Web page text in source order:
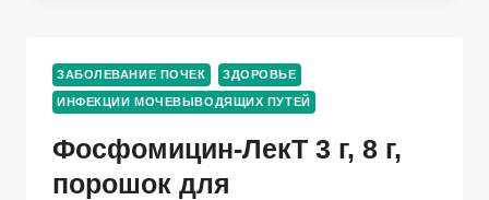
ШТ,
СЫРЬЕ-
ПОРОШОК
ЗАБОЛЕВАНИЕ ПОЧЕК ЗДОРОВЬЕ
ИНФЕКЦИИ МОЧЕВЫВОДЯЩИХ ПУТЕЙ
Фосфомицин-ЛекТ 3 г, 8 г,
порошок для